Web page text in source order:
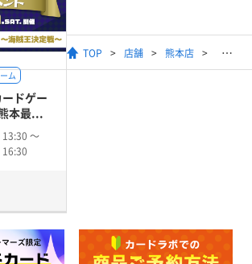
ム
ードゲー
本最...
〜
TOP 店舗 熊本店